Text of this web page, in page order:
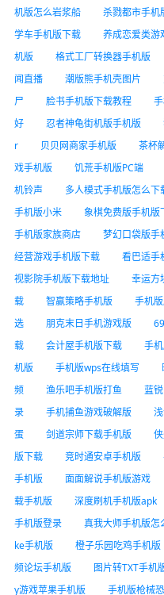
机版怎么岩浆船
杀戮都市手机
学车手机版下载
养成恋爱类游
机版
格式工厂转换器手机版
闻直播
潮版熊手机壳图片
尸
脸书手机版下载教程
好
忍者神龟街机版手机版
r
贝贝网商家手机版 茶杯
戏手机版
饥荒手机版PC端
机铃声
多人模式手机版怎么下
手机版小米
象棋免费版手机版
手机版家族商店
梦幻口袋版手
经营游戏手机版下载
看巴适手
视影院手机版下载地址
幸运方
载
智赢策略手机版 手机
选
朋克末日手机游戏版
载
会计屋手机版下载 手
机版
手机版wps在线填写
频
渔乐吧手机版打鱼 蓝
录
手机捕鱼游戏破解版
蛋
剑道宗师下载手机版
版下载
竞时通安卓手机版
手机版
面面解说手机版游戏
载手机版
深度刷机手机版apk
手机版登录
真我大师手机版怎
ke手机版
橙子乐园吃鸡手机版
频论坛手机版
图片转TXT手机
y游戏苹果手机版
手机版枪械